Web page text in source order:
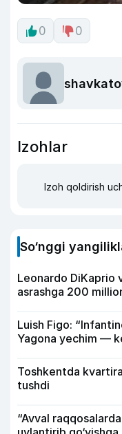
0 0
Izohlar
Izoh qoldirish
So‘nggi
Leonardo DiKaprio
asrashga 200
Luish Figo:
Yagona yechim —
Toshkentda
tushdi
“Avval